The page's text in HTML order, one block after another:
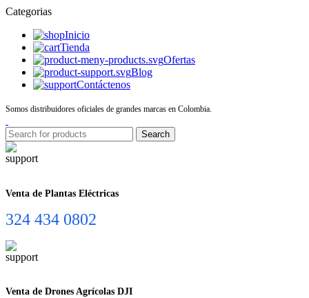
Categorias
Inicio
Tienda
Ofertas
Blog
Contáctenos
Somos distribuidores oficiales de grandes marcas en Colombia.
Search
Venta de Plantas Eléctricas
324 434 0802
Venta de Drones Agrícolas DJI